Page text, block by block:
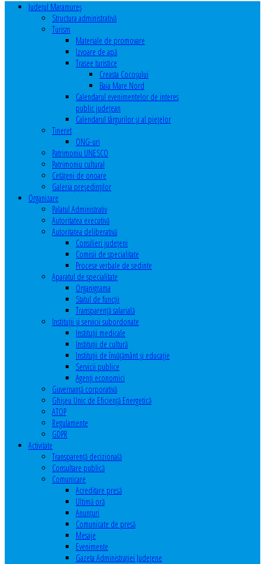
Judeţul Maramureş
Structura administrativă
Turism
Materiale de promovare
Izvoare de apă
Trasee turistice
Creasta Cocoșului
Baia Mare Nord
Calendarul evenimentelor de interes
public judeţean
Calendarul târgurilor şi al pieţelor
Tineret
ONG-uri
Patrimoniu UNESCO
Patrimoniu cultural
Cetăţeni de onoare
Galeria președinților
Organizare
Palatul Administrativ
Autoritatea executivă
Autoritatea deliberativă
Consilieri judeţeni
Comisii de specialitate
Procese verbale de sedinte
Aparatul de specialitate
Organigrama
Statul de funcții
Transparență salarială
Instituţii şi servicii subordonate
Instituţii medicale
Instituţii de cultură
Instituţii de învăţământ şi educaţie
Servicii publice
Agenţi economici
Guvernanță corporativă
Ghişeu Unic de Eficienţă Energetică
ATOP
Regulamente
GDPR
Activitate
Transparenţă decizională
Consultare publică
Comunicare
Acreditare presă
Ultimă oră
Anunţuri
Comunicate de presă
Mesaje
Evenimente
Gazeta Administraţiei Judeţene